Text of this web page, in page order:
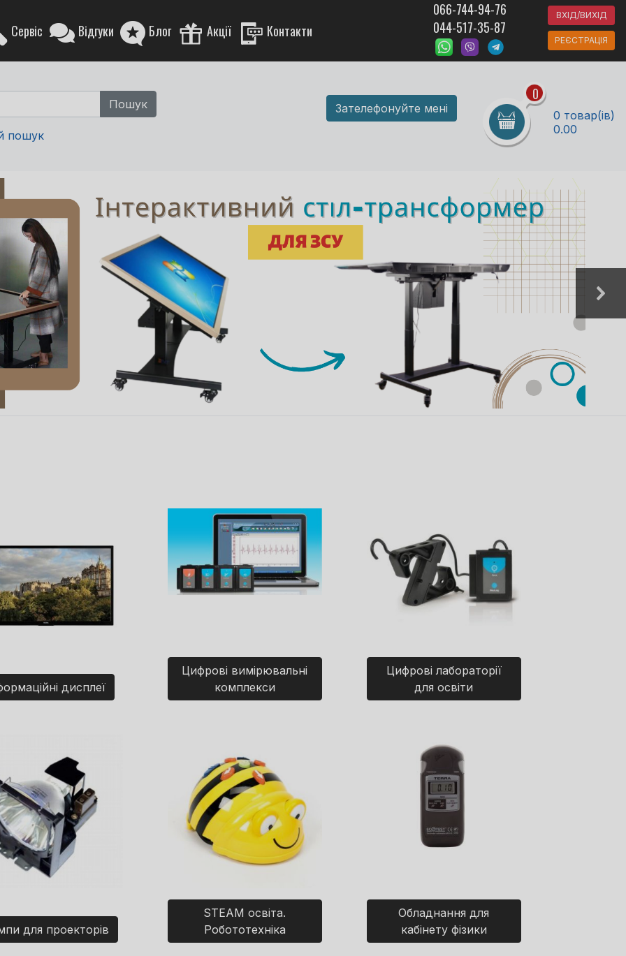
Сервіс Відгуки Блог Акції Контакти
066-744-94-76
044-517-35-87
ВХІД/ВИХІД
РЕЄСТРАЦІЯ
пошук
Зателефонуйте мені
0
0 товар(ів)
0.00
дисплеї
Цифрові вимірювальні
комплекси
Цифрові лабораторії
для освіти
для проекторів
STEAM освіта.
Робототехніка
Обладнання для
кабінету фізики